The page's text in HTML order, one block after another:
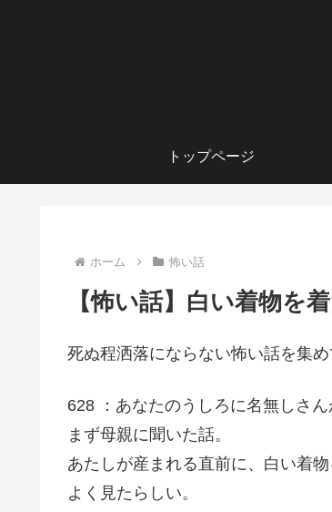
トップページ
ホーム 怖い話
【怖い話】白い着物を
死ぬ程洒落にならない怖い話を集
628 ：あなたのうしろに名無しさ
まず母親に聞いた話。
あたしが産まれる直前に、白い着
よく見たらしい。